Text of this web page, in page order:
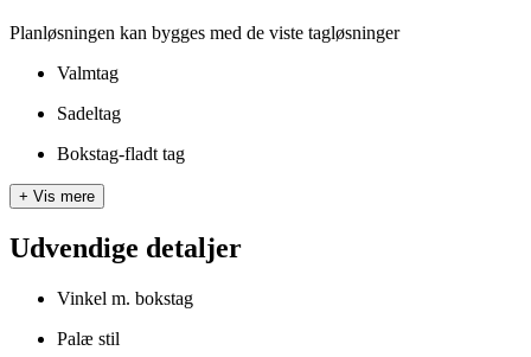
Planløsningen kan bygges med de viste tagløsninger
Valmtag
Sadeltag
Bokstag-fladt tag
+ Vis mere
Udvendige detaljer
Vinkel m. bokstag
Palæ stil